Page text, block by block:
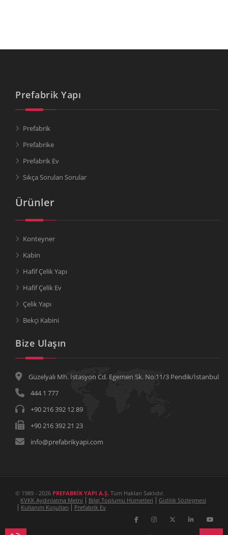
Prefabrik Yapı
Prefabrik
Prefabrike
Prefabrik Ev
Sıkça Sorulan Sorular
Ürünler
Konteyner
Kabin
Hafif Çelik Yapı
Hafif Çelik Ev
Çelik Yapı
Bekçi Kabini
Bize Ulaşın
Güzelyalı Mh. İstasyon Cd. Egemen Sk. No:11/3 Pendik/İstanbul
444 1 777
+90 216 392 12 89
+90 216 392 21 23
info@prefabrikyapi.com
© 1989 - 2026 PREFABRİK YAPI A.Ş. Tüm Hakları Saklıdır.
KVKK Aydınlatma Metni
Bilgi Toplumu Hizmetleri
Gizlilik Sözleşmesi
Kullanım Koşulları
Prefabrik Ev